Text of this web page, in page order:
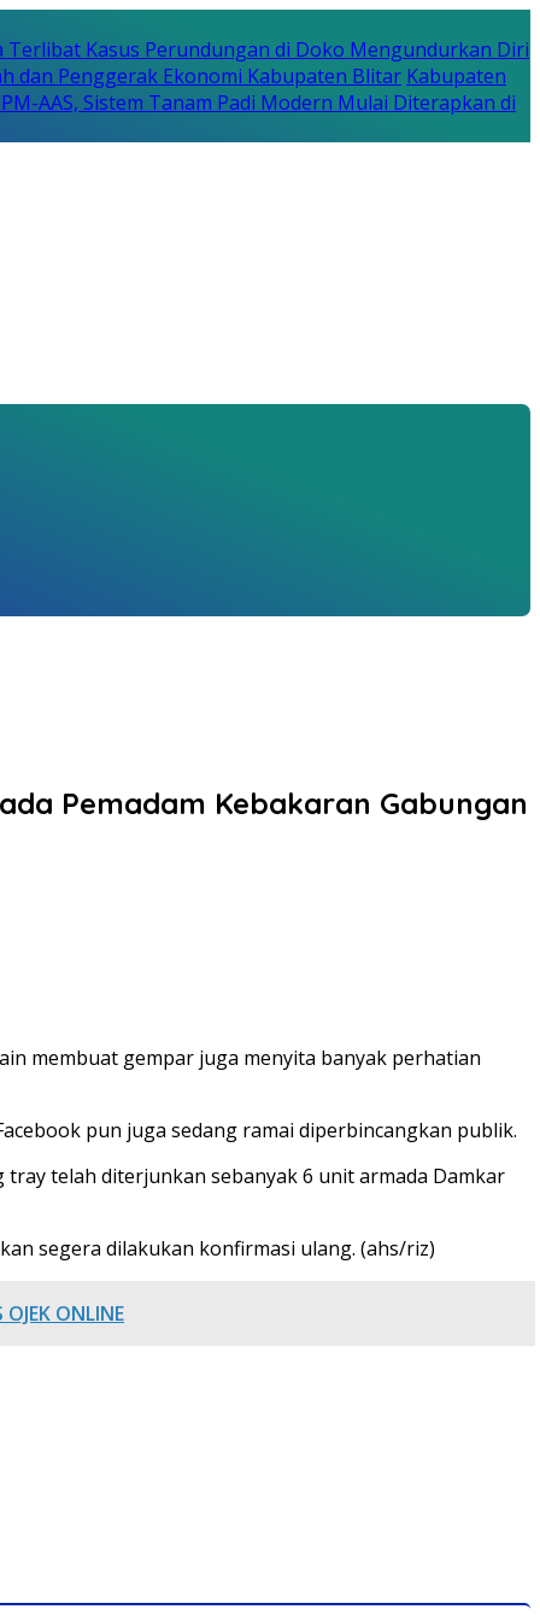
Terlibat Kasus Perundungan di Doko Mengundurkan Diri
dan Penggerak Ekonomi Kabupaten Blitar Kabupaten
AAS, Sistem Tanam Padi Modern Mulai Diterapkan di
Pemadam Kebakaran Gabungan
membuat gempar juga menyita banyak perhatian
pun juga sedang ramai diperbincangkan publik.
telah diterjunkan sebanyak 6 unit armada Damkar
segera dilakukan konfirmasi ulang. (ahs/riz)
ONLINE